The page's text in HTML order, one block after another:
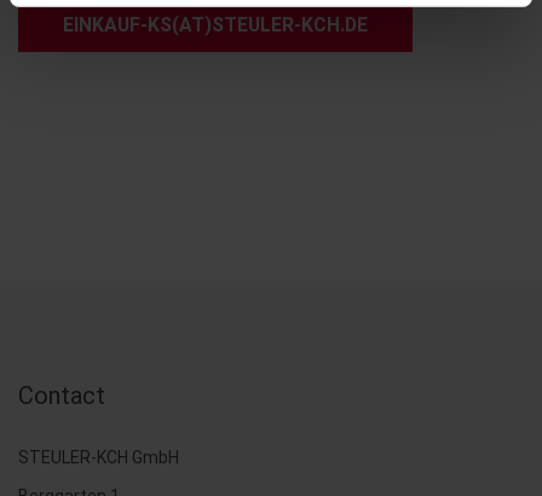
EINKAUF-KS(AT)STEULER-KCH.DE
Contact
STEULER-KCH GmbH